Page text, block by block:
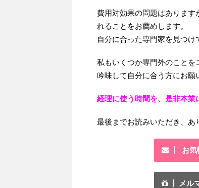
費用対効果の問題はあります
れることをお薦めします。
自分に合った専門家を見つけ
私もいくつか専門外のことを
吟味して自分に合う方にお願
経理に使う時間を、是非本業
最後までお読みいただき、あ
お気
メル